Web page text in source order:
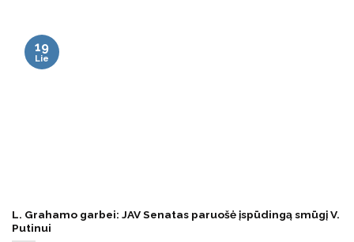
L. Grahamo garbei: JAV Senatas paruošė įspūdingą smūgį V.
Putinui
19
Lie